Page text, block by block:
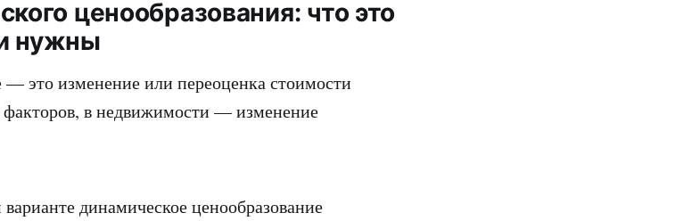
ценообразования: что это
нужны
это изменение или переоценка стоимости
факторов, в недвижимости — изменение
динамическое ценообразование